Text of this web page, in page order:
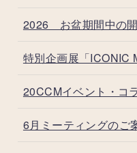
2026 お盆期間中の開
特別企画展「ICONIC
20CCMイベント・コ
6月ミーティングのご